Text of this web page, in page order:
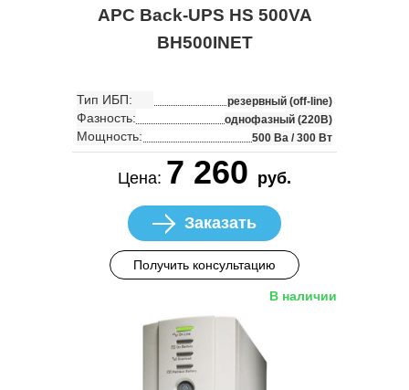
APC Back-UPS HS 500VA
BH500INET
Тип ИБП: резервный (off-line)
Фазность: однофазный (220В)
Мощность: 500 Ва / 300 Вт
Цена: 7 260 руб.
Заказать
Получить консультацию
В наличии